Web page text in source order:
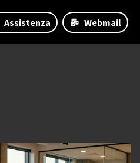
Assistenza Webmail